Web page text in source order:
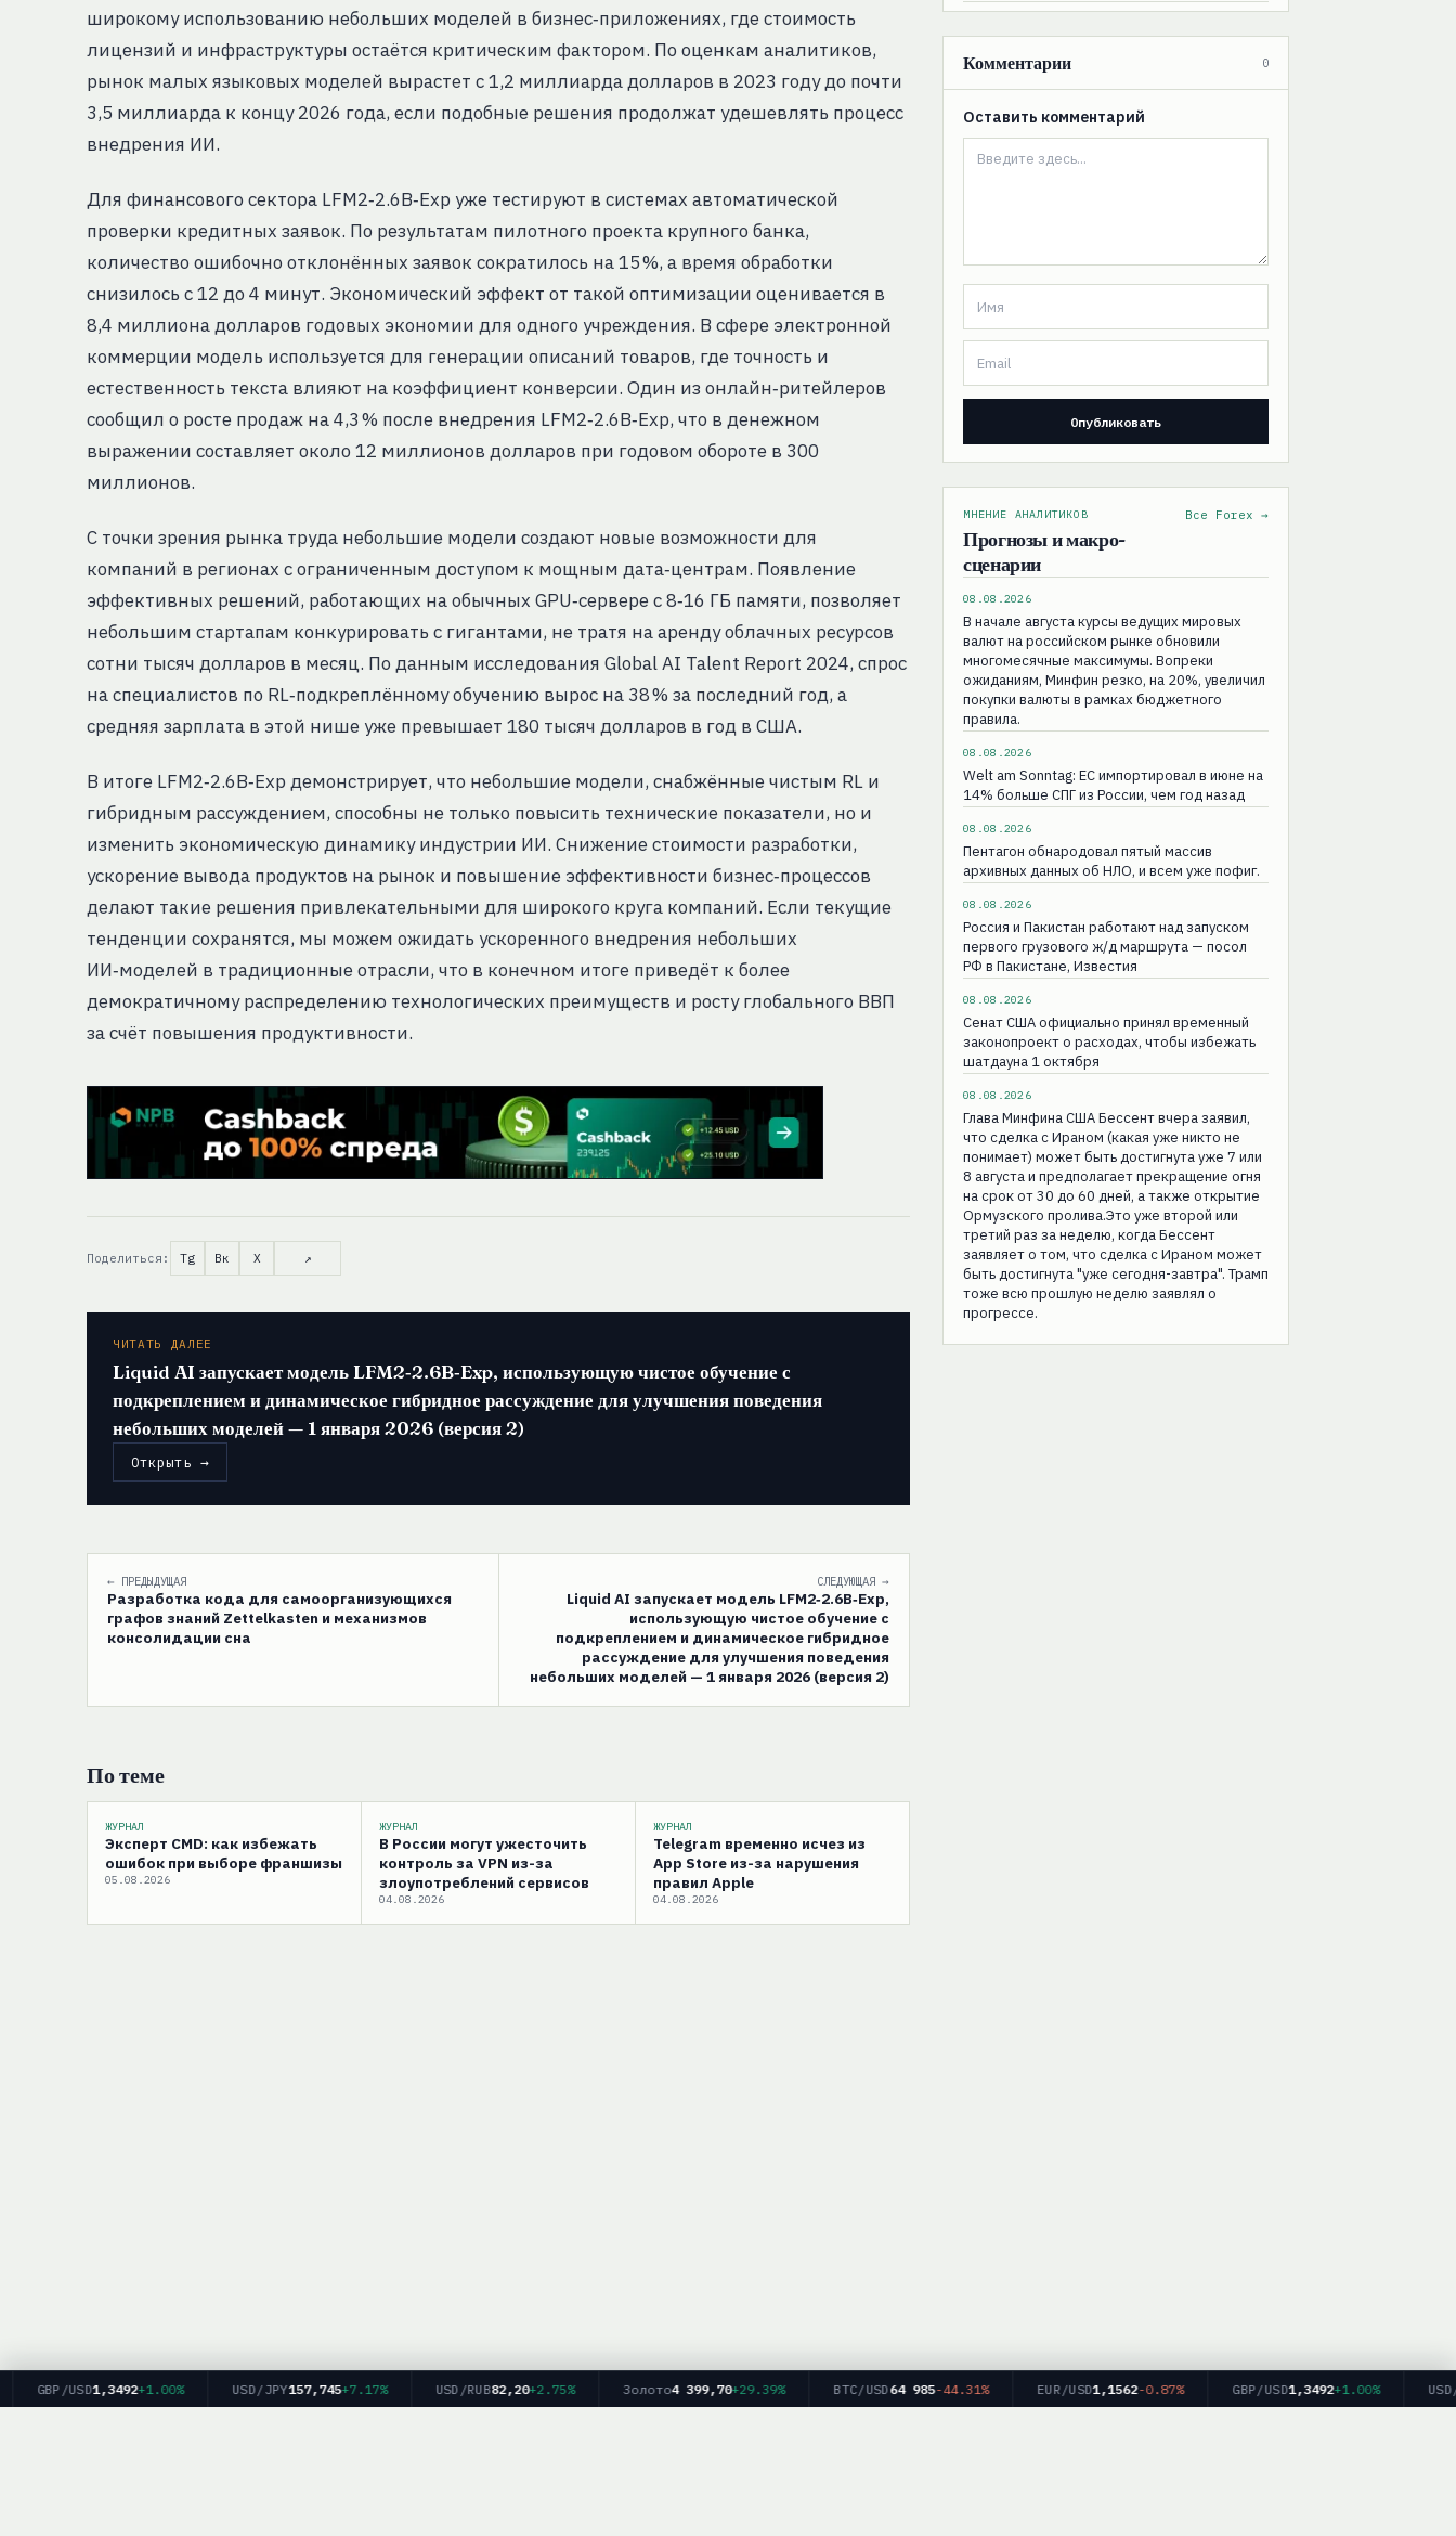
широкому использованию небольших моделей в бизнес‑приложениях, где стоимость
лицензий и инфраструктуры остаётся критическим фактором. По оценкам аналитиков,
рынок малых языковых моделей вырастет с 1,2 миллиарда долларов в 2023 году до почти
3,5 миллиарда к концу 2026 года, если подобные решения продолжат удешевлять процесс
внедрения ИИ.
Для финансового сектора LFM2‑2.6B‑Exp уже тестируют в системах автоматической
проверки кредитных заявок. По результатам пилотного проекта крупного банка,
количество ошибочно отклонённых заявок сократилось на 15 %, а время обработки
снизилось с 12 до 4 минут. Экономический эффект от такой оптимизации оценивается в
8,4 миллиона долларов годовых экономии для одного учреждения. В сфере электронной
коммерции модель используется для генерации описаний товаров, где точность и
естественность текста влияют на коэффициент конверсии. Один из онлайн‑ритейлеров
сообщил о росте продаж на 4,3 % после внедрения LFM2‑2.6B‑Exp, что в денежном
выражении составляет около 12 миллионов долларов при годовом обороте в 300
миллионов.
С точки зрения рынка труда небольшие модели создают новые возможности для
компаний в регионах с ограниченным доступом к мощным дата‑центрам. Появление
эффективных решений, работающих на обычных GPU‑сервере с 8‑16 ГБ памяти, позволяет
небольшим стартапам конкурировать с гигантами, не тратя на аренду облачных ресурсов
сотни тысяч долларов в месяц. По данным исследования Global AI Talent Report 2024, спрос
на специалистов по RL‑подкреплённому обучению вырос на 38 % за последний год, а
средняя зарплата в этой нише уже превышает 180 тысяч долларов в год в США.
В итоге LFM2‑2.6B‑Exp демонстрирует, что небольшие модели, снабжённые чистым RL и
гибридным рассуждением, способны не только повысить технические показатели, но и
изменить экономическую динамику индустрии ИИ. Снижение стоимости разработки,
ускорение вывода продуктов на рынок и повышение эффективности бизнес‑процессов
делают такие решения привлекательными для широкого круга компаний. Если текущие
тенденции сохранятся, мы можем ожидать ускоренного внедрения небольших
ИИ‑моделей в традиционные отрасли, что в конечном итоге приведёт к более
демократичному распределению технологических преимуществ и росту глобального ВВП
за счёт повышения продуктивности.
Поделиться: Tg Вк X ↗
ЧИТАТЬ ДАЛЕЕ
Liquid AI запускает модель LFM2‑2.6B‑Exp, использующую чистое обучение с
подкреплением и динамическое гибридное рассуждение для улучшения поведения
небольших моделей — 1 января 2026 (версия 2)
Открыть →
← ПРЕДЫДУЩАЯ
Разработка кода для самоорганизующихся
графов знаний Zettelkasten и механизмов
консолидации сна
СЛЕДУЮЩАЯ →
Liquid AI запускает модель LFM2‑2.6B‑Exp,
использующую чистое обучение с
подкреплением и динамическое гибридное
рассуждение для улучшения поведения
небольших моделей — 1 января 2026 (версия 2)
По теме
ЖУРНАЛ
Эксперт CMD: как избежать
ошибок при выборе франшизы
05.08.2026
ЖУРНАЛ
В России могут ужесточить
контроль за VPN из-за
злоупотреблений сервисов
04.08.2026
ЖУРНАЛ
Telegram временно исчез из
App Store из-за нарушения
правил Apple
04.08.2026
Комментарии 0
Оставить комментарий
МНЕНИЕ АНАЛИТИКОВ
Прогнозы и макро-
сценарии
Все Forex →
08.08.2026
В начале августа курсы ведущих мировых
валют на российском рынке обновили
многомесячные максимумы. Вопреки
ожиданиям, Минфин резко, на 20%, увеличил
покупки валюты в рамках бюджетного
правила.
08.08.2026
Welt am Sonntag: ЕС импортировал в июне на
14% больше СПГ из России, чем год назад
08.08.2026
Пентагон обнародовал пятый массив
архивных данных об НЛО, и всем уже пофиг.
08.08.2026
Россия и Пакистан работают над запуском
первого грузового ж/д маршрута — посол
РФ в Пакистане, Известия
08.08.2026
Сенат США официально принял временный
законопроект о расходах, чтобы избежать
шатдауна 1 октября
08.08.2026
Глава Минфина США Бессент вчера заявил,
что сделка с Ираном (какая уже никто не
понимает) может быть достигнута уже 7 или
8 августа и предполагает прекращение огня
на срок от 30 до 60 дней, а также открытие
Ормузского пролива.Это уже второй или
третий раз за неделю, когда Бессент
заявляет о том, что сделка с Ираном может
быть достигнута "уже сегодня-завтра". Трамп
тоже всю прошлую неделю заявлял о
прогрессе.
GBP/USD1,3492+1.00% USD/JPY157,745+7.17% USD/RUB82,20+2.75% Золото4 399,70+29.39% BTC/USD64 985-44.31% EUR/USD1,1562-0.87% GBP/USD1,3492+1.00% USD/